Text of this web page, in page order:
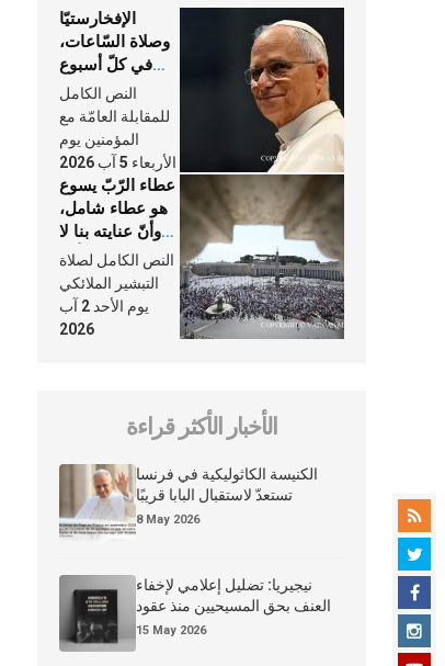
الإفخارستيّا
وصلاة السّاعات،
في كلّ أسبوع
وكلّ يوم، هما
النَّفَس في حياة
الكنيسة
النص الكامل
للمقابلة العامّة مع
المؤمنين يوم
الأربعاء 5 آب 2026
عطاء الرّبّ يسوع
هو عطاء شامل،
وأنّ عنايته بنا لا
تغيب عنّا أبدًا
النص الكامل لصلاة
التبشير الملائكي
يوم الأحد 2 آب
2026
الأخبار الأكثر قراءة
الكنيسة الكاثوليكية في فرنسا
تستعدّ لاستقبال البابا قريبًا
8 May 2026
نيجيريا: تضليل إعلامي لإخفاء
العنف بحق المسيحيين منذ عقود
15 May 2026